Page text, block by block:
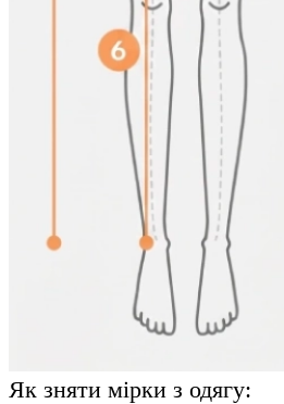
Як зняти мірки з одягу: